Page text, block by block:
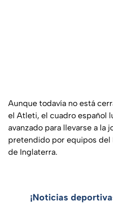
Aunque todavía no está
el Atleti, el cuadro español
avanzado para llevarse a la
pretendido por equipos del
de Inglaterra.
¡Noticias